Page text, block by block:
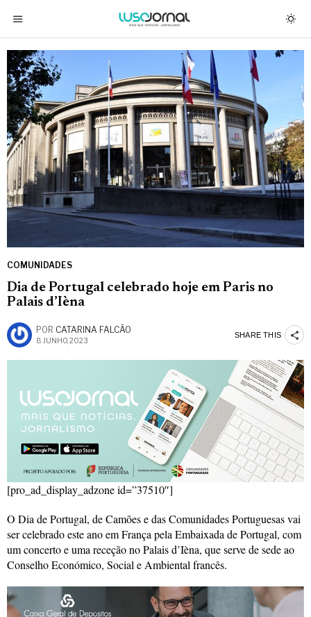
COMUNIDADES
Dia de Portugal celebrado hoje em Paris no
Palais d’Ièna
POR CATARINA FALCÃO
8 JUNHO, 2023
SHARE THIS
[pro_ad_display_adzone id=”37510″]
O Dia de Portugal, de Camões e das Comunidades Portuguesas vai
ser celebrado este ano em França pela Embaixada de Portugal, com
um concerto e uma receção no Palais d’Ièna, que serve de sede ao
Conselho Económico, Social e Ambiental francês.